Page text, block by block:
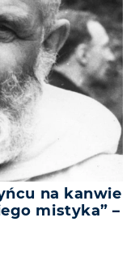
na kanwie
mistyka” –